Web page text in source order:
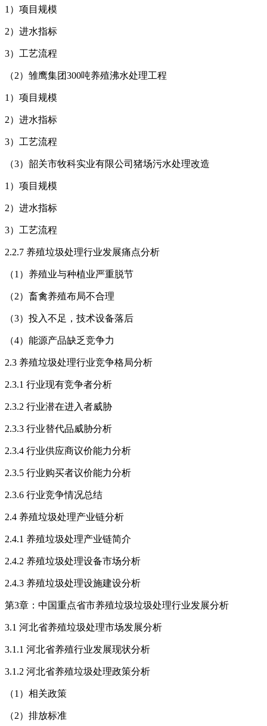
1）项目规模
2）进水指标
3）工艺流程
（2）雏鹰集团300吨养殖沸水处理工程
1）项目规模
2）进水指标
3）工艺流程
（3）韶关市牧科实业有限公司猪场污水处理改造
1）项目规模
2）进水指标
3）工艺流程
2.2.7 养殖垃圾处理行业发展痛点分析
（1）养殖业与种植业严重脱节
（2）畜禽养殖布局不合理
（3）投入不足，技术设备落后
（4）能源产品缺乏竞争力
2.3 养殖垃圾处理行业竞争格局分析
2.3.1 行业现有竞争者分析
2.3.2 行业潜在进入者威胁
2.3.3 行业替代品威胁分析
2.3.4 行业供应商议价能力分析
2.3.5 行业购买者议价能力分析
2.3.6 行业竞争情况总结
2.4 养殖垃圾处理产业链分析
2.4.1 养殖垃圾处理产业链简介
2.4.2 养殖垃圾处理设备市场分析
2.4.3 养殖垃圾处理设施建设分析
第3章：中国重点省市养殖垃圾垃圾处理行业发展分析
3.1 河北省养殖垃圾处理市场发展分析
3.1.1 河北省养殖行业发展现状分析
3.1.2 河北省养殖垃圾处理政策分析
（1）相关政策
（2）排放标准